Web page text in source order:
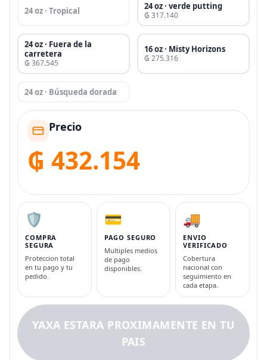
24 oz · Tropical 24 oz · verde putting
₲ 317.140
24 oz · Fuera de la
carretera
₲ 367.545
16 oz · Misty Horizons
₲ 275.316
24 oz · Búsqueda dorada
Precio
₲ 432.154
🛡️
COMPRA
SEGURA
Proteccion total
en tu pago y tu
pedido.
💳
PAGO SEGURO
Multiples medios
de pago
disponibles.
🚚
ENVIO
VERIFICADO
Cobertura
nacional con
seguimiento en
cada etapa.
YAXA ESTARA PROXIMAMENTE EN TU
PAIS